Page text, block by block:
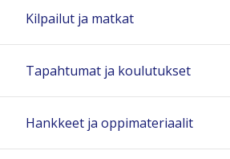
Kilpailut ja matkat
Tapahtumat ja koulutukset
Hankkeet ja oppimateriaalit